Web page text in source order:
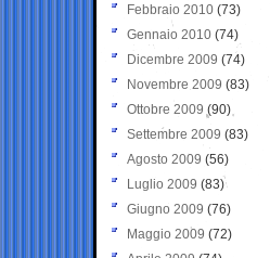
Febbraio 2010 (73)
Gennaio 2010 (74)
Dicembre 2009 (74)
Novembre 2009 (83)
Ottobre 2009 (90)
Settembre 2009 (83)
Agosto 2009 (56)
Luglio 2009 (83)
Giugno 2009 (76)
Maggio 2009 (72)